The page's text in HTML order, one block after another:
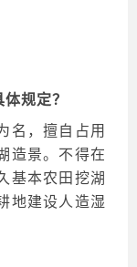
规定？
名，擅自占用
造景。不得在
基本农田挖湖
地建设人造湿